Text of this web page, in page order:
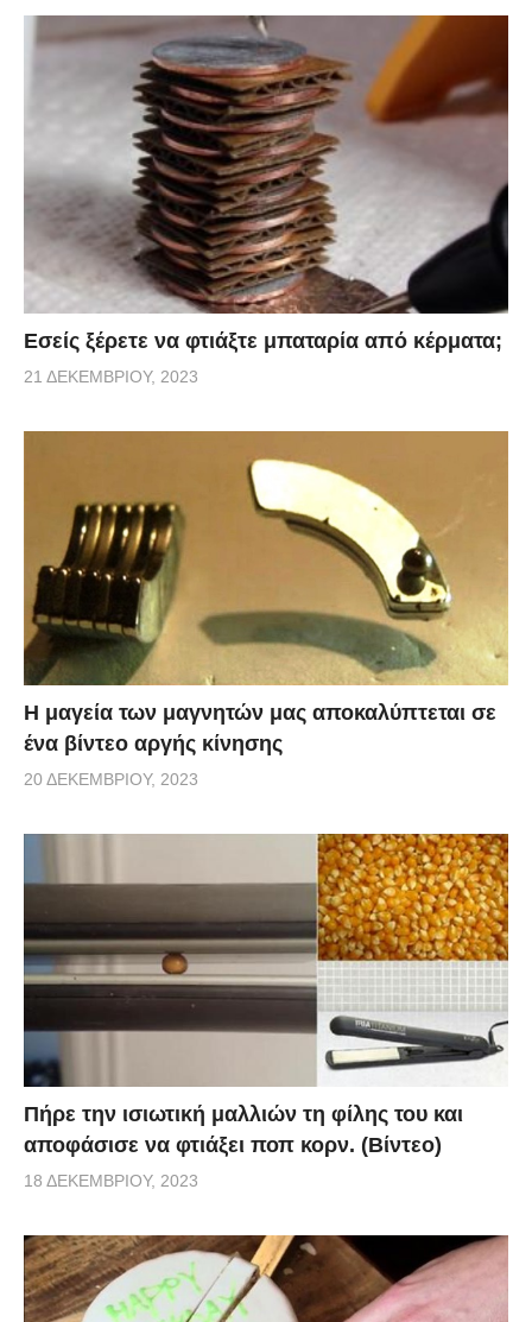
Εσείς ξέρετε να φτιάξτε μπαταρία από κέρματα;
21 ΔΕΚΕΜΒΡΊΟΥ, 2023
Η μαγεία των μαγνητών μας αποκαλύπτεται σε
ένα βίντεο αργής κίνησης
20 ΔΕΚΕΜΒΡΊΟΥ, 2023
Πήρε την ισιωτική μαλλιών τη φίλης του και
αποφάσισε να φτιάξει ποπ κορν. (Βίντεο)
18 ΔΕΚΕΜΒΡΊΟΥ, 2023